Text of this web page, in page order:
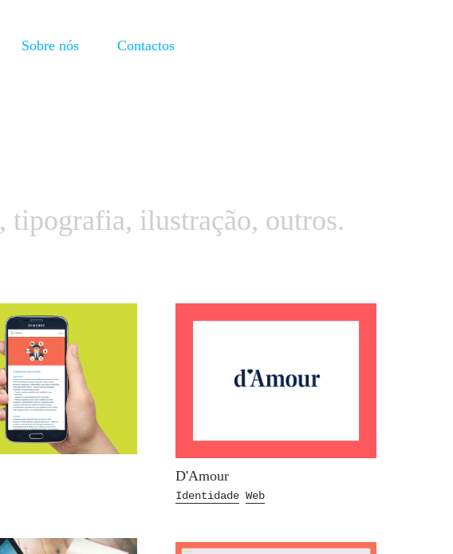
Sobre nós Contactos
, tipografia, ilustração, outros.
D'Amour
Identidade Web